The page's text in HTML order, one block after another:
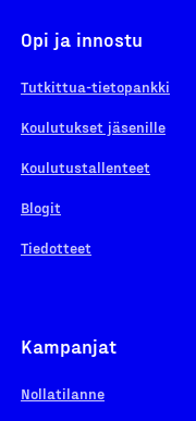
Opi ja innostu
Tutkittua-tietopankki
Koulutukset jäsenille
Koulutustallenteet
Blogit
Tiedotteet
Kampanjat
Nollatilanne